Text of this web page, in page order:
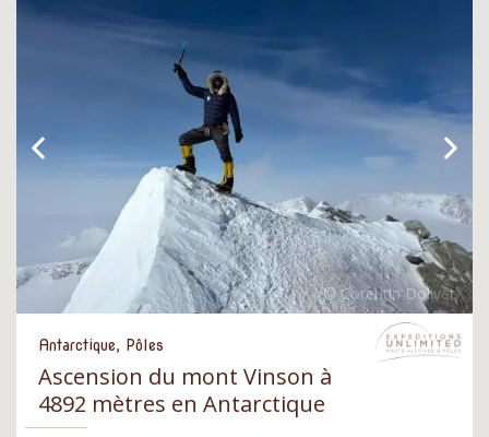
Antarctique, Pôles
Ascension du mont Vinson à
4892 mètres en Antarctique